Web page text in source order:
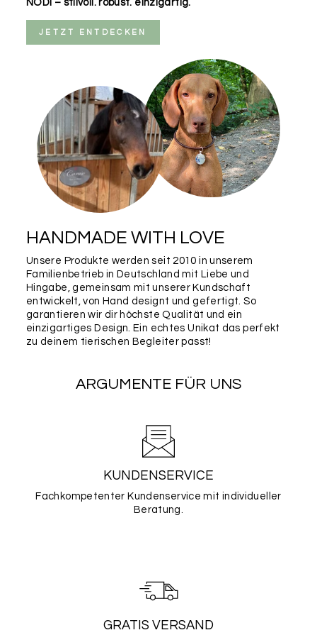
NODI – stilvoll. robust. einzigartig.
JETZT ENTDECKEN
HANDMADE WITH LOVE
Unsere Produkte werden seit 2010 in unserem
Familienbetrieb in Deutschland mit Liebe und
Hingabe, gemeinsam mit unserer Kundschaft
entwickelt, von Hand designt und gefertigt. So
garantieren wir dir höchste Qualität und ein
einzigartiges Design. Ein echtes Unikat das perfekt
zu deinem tierischen Begleiter passt!
ARGUMENTE FÜR UNS
KUNDENSERVICE
Fachkompetenter Kundenservice mit individueller
Beratung.
GRATIS VERSAND